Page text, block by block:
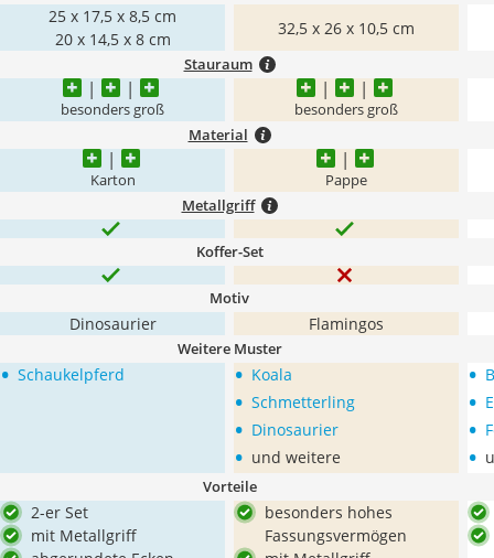
25 x 17,5 x 8,5 cm
20 x 14,5 x 8 cm
32,5 x 26 x 10,5 cm
Stauraum
besonders groß besonders groß
Material
Karton Pappe
Metallgriff
Koffer-Set
Motiv
Dinosaurier Flamingos
Weitere Muster
• Schaukelpferd • Koala
• Schmetterling
• Dinosaurier
• und weitere
•
•
•
•
Vorteile
2-er Set
mit Metallgriff
besonders hohes
Fassungsvermögen